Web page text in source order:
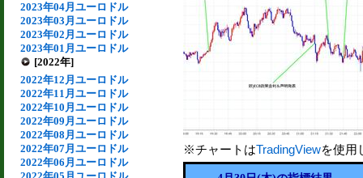
2023年04月ユーロドル
2023年03月ユーロドル
2023年02月ユーロドル
2023年01月ユーロドル
[2022年]
2022年12月ユーロドル
2022年11月ユーロドル
2022年10月ユーロドル
2022年09月ユーロドル
2022年08月ユーロドル
2022年07月ユーロドル
2022年06月ユーロドル
※チャートはTradingViewを使用